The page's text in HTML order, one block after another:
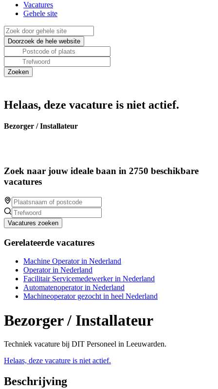
Vacatures
Gehele site
Helaas, deze vacature is niet actief.
Bezorger / Installateur
Zoek naar jouw ideale baan in 2750 beschikbare
vacatures
Vacatures zoeken
Gerelateerde vacatures
Machine Operator in Nederland
Operator in Nederland
Facilitair Servicemedewerker in Nederland
Automatenoperator in Nederland
Machineoperator gezocht in heel Nederland
Bezorger / Installateur
Techniek vacature bij DIT Personeel in Leeuwarden.
Helaas, deze vacature is niet actief.
Beschrijving